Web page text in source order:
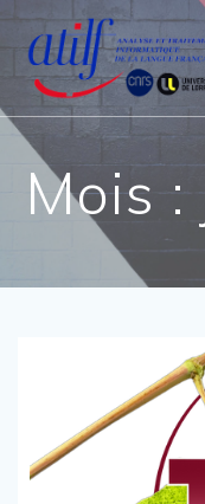
Mois :